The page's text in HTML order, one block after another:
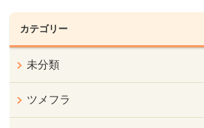
カテゴリー
未分類
ツメフラ